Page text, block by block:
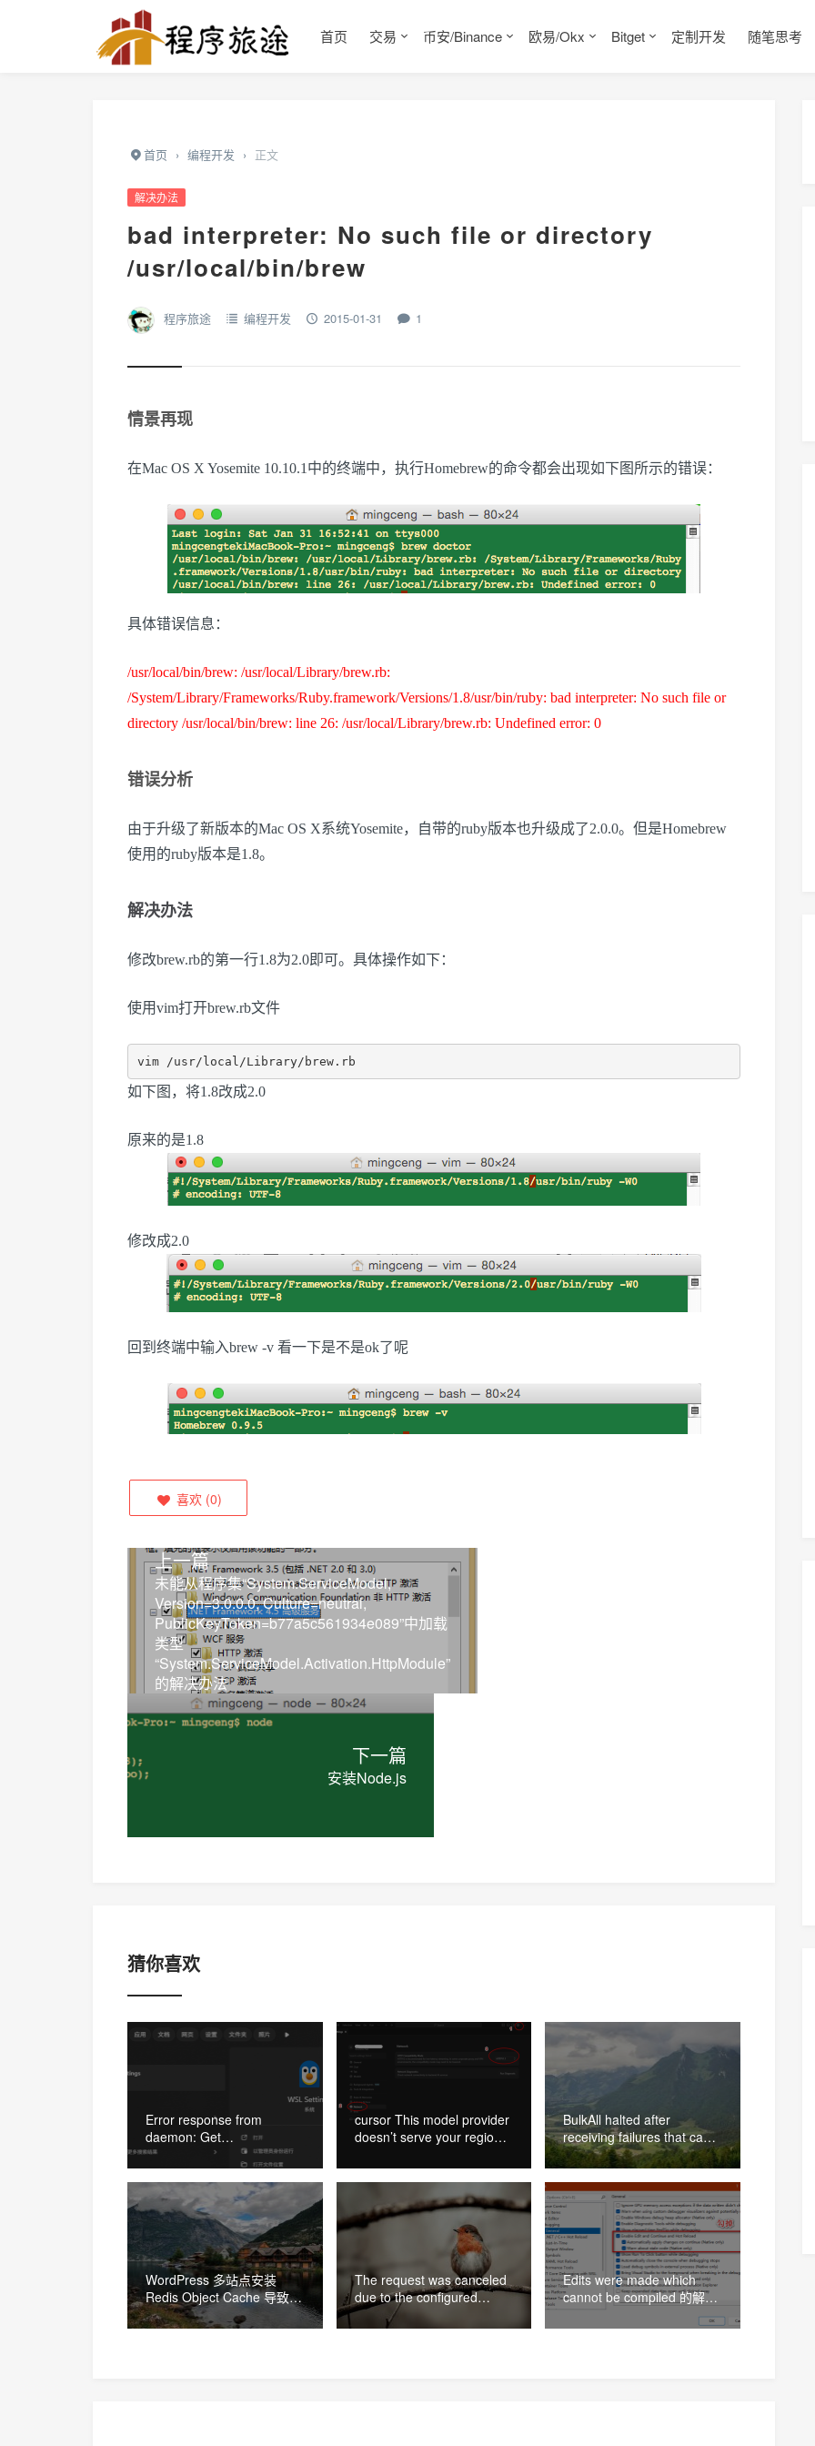
首页 交易 币安/Binance 欧易/Okx Bitget 定制开发 随笔思考
首页 › 编程开发 › 正文
解决办法
bad interpreter: No such file or directory
/usr/local/bin/brew
程序旅途 编程开发 2015-01-31 1
情景再现
在Mac OS X Yosemite 10.10.1中的终端中，执行Homebrew的命令都会出现如下图所示的错误：
具体错误信息：
/usr/local/bin/brew: /usr/local/Library/brew.rb:
/System/Library/Frameworks/Ruby.framework/Versions/1.8/usr/bin/ruby: bad interpreter: No such file or
directory /usr/local/bin/brew: line 26: /usr/local/Library/brew.rb: Undefined error: 0
错误分析
由于升级了新版本的Mac OS X系统Yosemite，自带的ruby版本也升级成了2.0.0。但是Homebrew
使用的ruby版本是1.8。
解决办法
修改brew.rb的第一行1.8为2.0即可。具体操作如下：
使用vim打开brew.rb文件
如下图，将1.8改成2.0
原来的是1.8
修改成2.0
回到终端中输入brew -v 看一下是不是ok了呢
喜欢 (0)
上一篇
未能从程序集“System.ServiceModel,
Version=3.0.0.0, Culture=neutral,
PublicKeyToken=b77a5c561934e089”中加载
类型
“System.ServiceModel.Activation.HttpModule”
的解决办法
下一篇
安装Node.js
猜你喜欢
Error response from
daemon: Get
“https://registry-
1.docker.io/v2/”:
proxyconnect tcp: dial tcp
127.0.0.1:33210: connect:
connection refused 的解决
办法
cursor This model provider
doesn’t serve your region
BulkAll halted after
receiving failures that can
not be retried from _bulk 的
解决办法
WordPress 多站点安装
Redis Object Cache 导致网
站打不开的解决办法
The request was canceled
due to the configured
HttpClient.Timeout of 100
seconds elapsing.的解决办
Edits were made which
cannot be compiled 的解决